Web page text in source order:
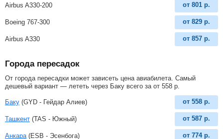
Airbus A330-200 от 801 р.
Boeing 767-300 от 829 р.
Airbus A330 от 857 р.
Города пересадок
От города пересадки может зависеть цена авиабилета. Самый
дешевый вариант — лететь через Баку всего за от 558 р
Баку (GYD - Гейдар Алиев) от 558 р.
Ташкент (TAS - Южный) от 587 р.
Анкара (ESB - Эсенбога) от 774 р.